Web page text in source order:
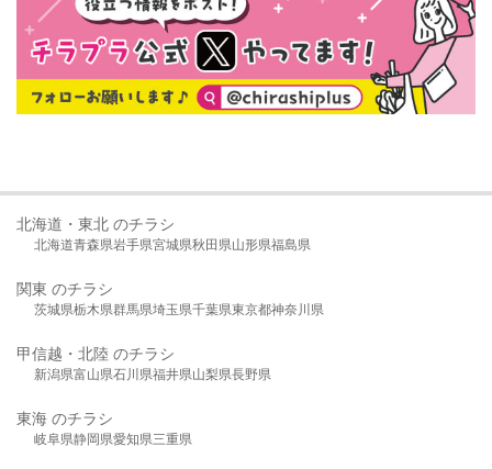
北海道・東北 のチラシ
北海道青森県岩手県宮城県秋田県山形県福島県
関東 のチラシ
茨城県栃木県群馬県埼玉県千葉県東京都神奈川県
甲信越・北陸 のチラシ
新潟県富山県石川県福井県山梨県長野県
東海 のチラシ
岐阜県静岡県愛知県三重県